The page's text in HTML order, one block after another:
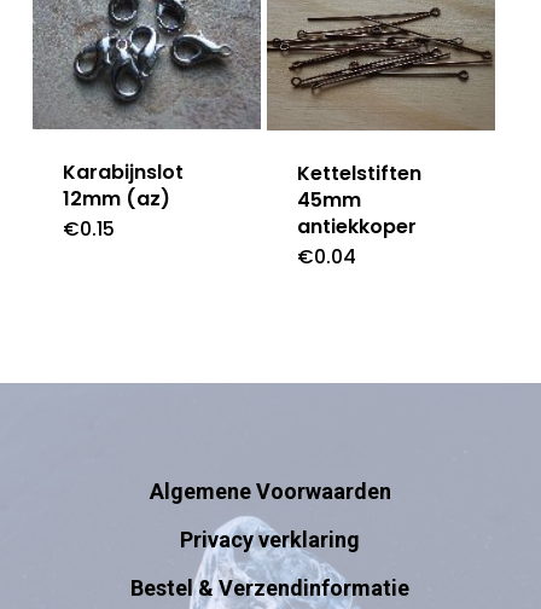
Karabijnslot
12mm (az)
€0.15
Kettelstiften
45mm
antiekkoper
€0.04
Algemene Voorwaarden
Privacy verklaring
Bestel & Verzendinformatie